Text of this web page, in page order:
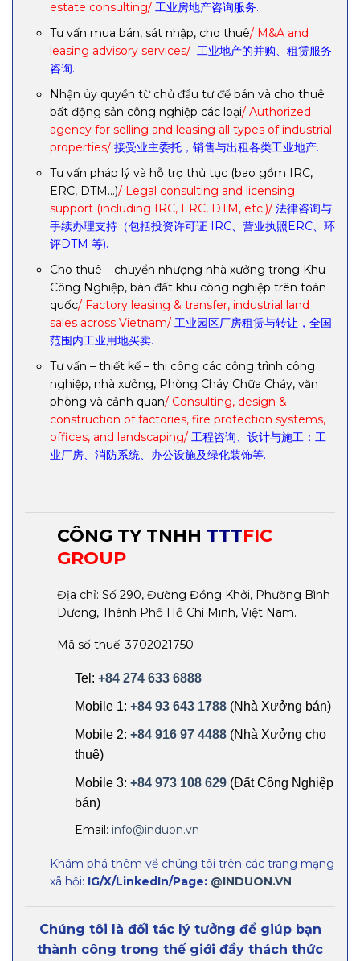
estate consulting/ 工业房地产咨询服务.
Tư vấn mua bán, sát nhập, cho thuê/ M&A and
leasing advisory services/ 工业地产的并购、租赁服务
咨询.
Nhận ủy quyền từ chủ đầu tư để bán và cho thuê
bất động sản công nghiệp các loại/ Authorized
agency for selling and leasing all types of industrial
properties/ 接受业主委托，销售与出租各类工业地产.
Tư vấn pháp lý và hỗ trợ thủ tục (bao gồm IRC,
ERC, DTM…)/ Legal consulting and licensing
support (including IRC, ERC, DTM, etc.)/ 法律咨询与
手续办理支持（包括投资许可证 IRC、营业执照ERC、环
评DTM 等).
Cho thuê – chuyển nhượng nhà xưởng trong Khu
Công Nghiệp, bán đất khu công nghiệp trên toàn
quốc/ Factory leasing & transfer, industrial land
sales across Vietnam/ 工业园区厂房租赁与转让，全国
范围内工业用地买卖.
Tư vấn – thiết kế – thi công các công trình công
nghiệp, nhà xưởng, Phòng Cháy Chữa Cháy, văn
phòng và cảnh quan/ Consulting, design &
construction of factories, fire protection systems,
offices, and landscaping/ 工程咨询、设计与施工：工
业厂房、消防系统、办公设施及绿化装饰等.
CÔNG TY TNHH TTTFIC
GROUP
Địa chỉ: Số 290, Đường Đồng Khởi, Phường Bình
Dương, Thành Phố Hồ Chí Minh, Việt Nam.
Mã số thuế: 3702021750
Tel: +84 274 633 6888
Mobile 1: +84 93 643 1788 (Nhà Xưởng bán)
Mobile 2: +84 916 97 4488 (Nhà Xưởng cho
thuê)
Mobile 3: +84 973 108 629 (Đất Công Nghiệp
bán)
Email: info@induon.vn
Khám phá thêm về chúng tôi trên các trang mạng
xã hội: IG/X/LinkedIn/Page: @INDUON.VN
Chúng tôi là đối tác lý tưởng để giúp bạn
thành công trong thế giới đầy thách thức